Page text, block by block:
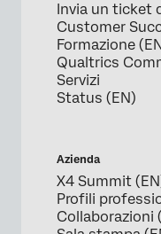
Invia un ticket
Customer
Formazione
Qualtrics
Servizi
Status (EN)
Azienda
X4 Summit
Profili
Collaborazioni